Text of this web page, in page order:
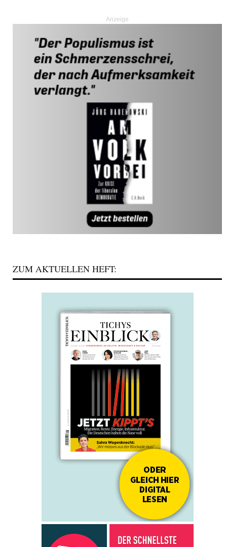
Anzeige
ZUM AKTUELLEN HEFT: